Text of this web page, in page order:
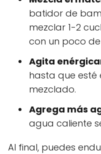
batidor de
mezclar 1-2
con un poco
Agita
hasta que esté
mezclado.
Agrega más
agua caliente
Al final, puedes